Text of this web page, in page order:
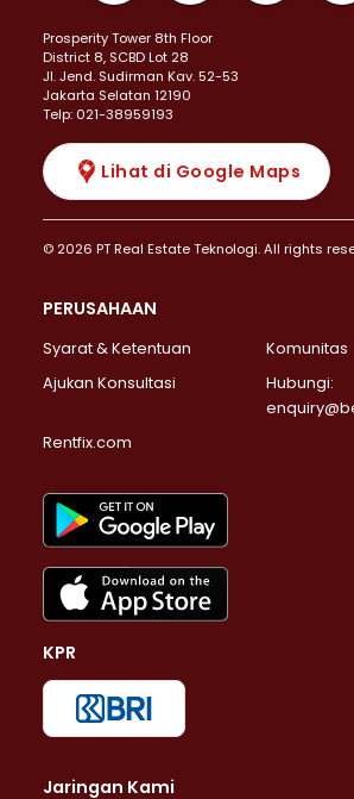
Prosperity Tower 8th Floor
District 8, SCBD Lot 28
JI. Jend. Sudirman Kav. 52-53
Jakarta Selatan 12190
Telp: 021-38959193
Lihat di Google Maps
© 2026 PT Real Estate Teknologi. All rights
PERUSAHAAN
Syarat & Ketentuan
Komunitas
Ajukan Konsultasi
Hubungi:
Rentfix.com
KPR
Jaringan Kami